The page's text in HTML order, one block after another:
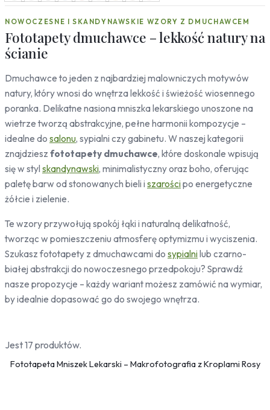
Miasta
Londyn
Nowy Jork
Paryż
Warszawa
Kraków
Gdańsk
Moskwa
Tokio
Berlin
Dubaj
Wrocław
Natura
Bambus
Niebo
Słońce
Owoce
Słodycze
Przyprawy
NOWOCZESNE I SKANDYNAWSKIE WZORY Z DMUCHAWCEM
Fototapety dmuchawce – lekkość natury na
ścianie
Dmuchawce to jeden z najbardziej malowniczych motywów
natury, który wnosi do wnętrza lekkość i świeżość wiosennego
poranka. Delikatne nasiona mniszka lekarskiego unoszone na
wietrze tworzą abstrakcyjne, pełne harmonii kompozycje –
idealne do salonu, sypialni czy gabinetu. W naszej kategorii
znajdziesz fototapety dmuchawce, które doskonale wpisują
się w styl skandynawski, minimalistyczny oraz boho, oferując
paletę barw od stonowanych bieli i szarościpo energetyczne
żółcie i zielenie.
Te wzory przywołują spokój łąki i naturalną delikatność,
tworząc w pomieszczeniu atmosferę optymizmu i wyciszenia.
Szukasz fototapety z dmuchawcami do sypialnilub czarno-
białej abstrakcji do nowoczesnego przedpokoju? Sprawdź
nasze propozycje – każdy wariant możesz zamówić na wymiar,
by idealnie dopasować go do swojego wnętrza.
Jest 17 produktów.
Fototapeta Mniszek Lekarski – Makrofotografia z Kroplami Rosy